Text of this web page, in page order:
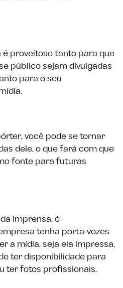
proveitoso tanto para que
público sejam divulgadas
para o seu
você pode se tornar
dele, o que fará com que
fonte para futuras
imprensa, é
tenha porta-vozes
a mídia, seja ela impressa,
ter disponibilidade para
ter fotos profissionais.